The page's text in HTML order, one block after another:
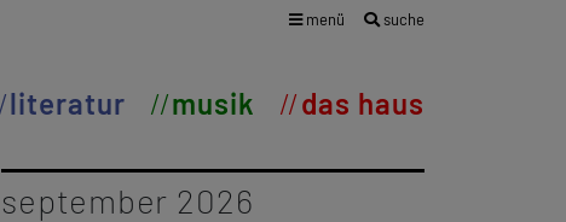
menü suche
literatur musik das haus
september 2026